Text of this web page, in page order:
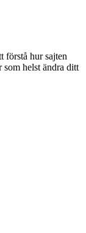
förstå hur sajten
helst ändra ditt